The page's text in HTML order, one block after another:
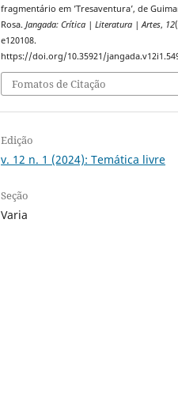
fragmentário em ’Tresaventura’, de
Rosa.Jangada: Crítica | Literatura | Artes, 12
e120108.
https://doi.org/10.35921/
Fomatos de Citação
Edição
v. 12 n. 1 (2024): Temática livre
Seção
Varia